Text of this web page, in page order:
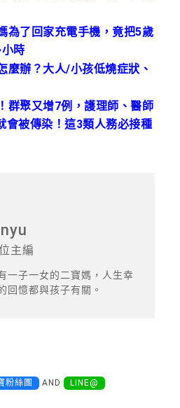
為了回家充電手機，竟把5歲
時
麼辦？大人/小孩低燒症狀、
群聚又增7例，護理師、醫師
會被傳染！這3類人務必接種
主編
一子一女的二寶媽，人生幸
回憶都與孩子有關。
粉絲團 AND LINE@